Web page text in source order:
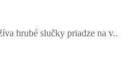
hrubé slučky priadze na v..